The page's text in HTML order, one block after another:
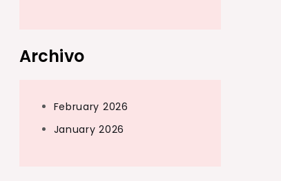
Archivo
February 2026
January 2026